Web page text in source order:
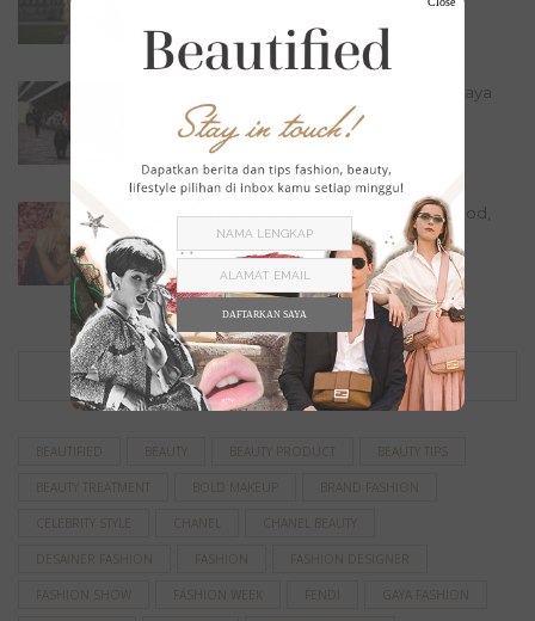
Chanel Haute Couture Fall Winter 2023: Gaya
Effortless...
Fashion,Lookbook July 11, 2023
7 Produk Kecantikan Favorit Artis Hollywood,
Ternyata Sangat...
Beauty,Beauty Picks June 22, 2023
TAG
BEAUTIFIED BEAUTY BEAUTY PRODUCT BEAUTY TIPS
BEAUTY TREATMENT BOLD MAKEUP BRAND FASHION
CELEBRITY STYLE CHANEL CHANEL BEAUTY
DESAINER FASHION FASHION FASHION DESIGNER
FASHION SHOW FASHION WEEK FENDI GAYA FASHION
DAFTARKAN SAYA